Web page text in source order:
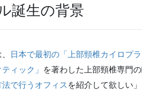
誕生の背景
日本で最初の「上部頸椎カイロプ
ィック」
を著わした上部頸椎専門
法で行うオフィス を紹介して欲しい